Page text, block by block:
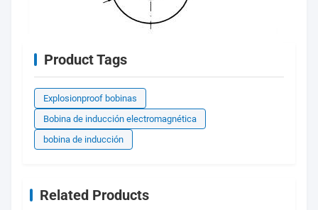
Product Tags
Explosionproof bobinas
Bobina de inducción electromagnética
bobina de inducción
Related Products